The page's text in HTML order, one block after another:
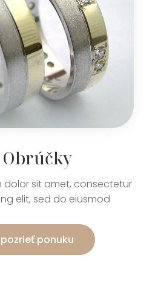
Obrúčky
dolor sit amet, consectetur
elit, sed do eiusmod
pozrieť ponuku